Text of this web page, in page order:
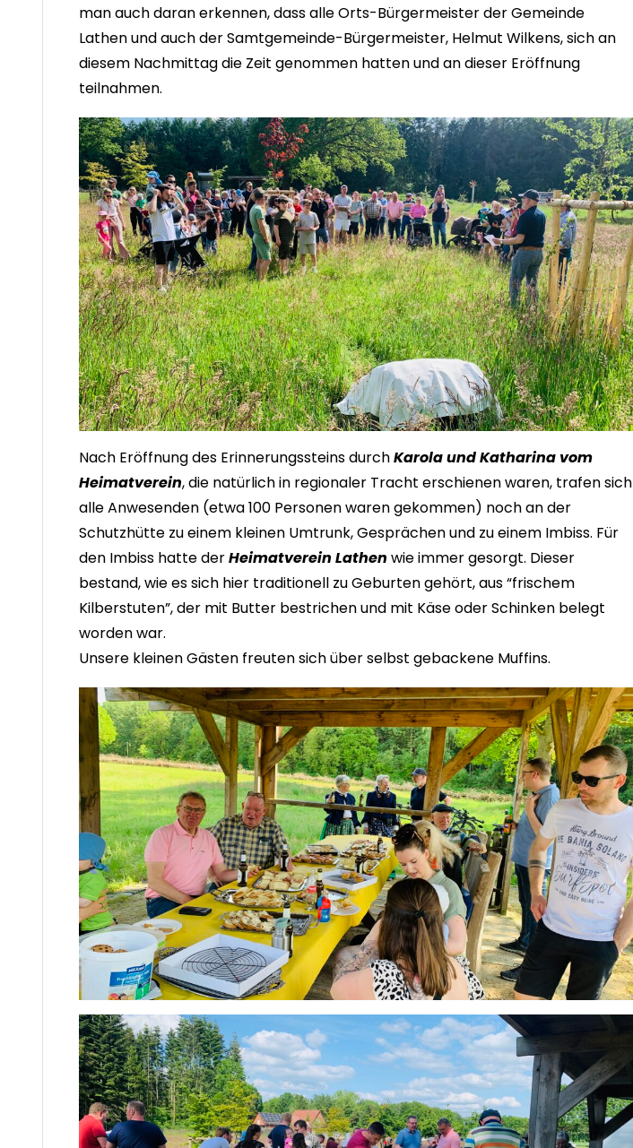
man auch daran erkennen, dass alle Orts-Bürgermeister der Gemeinde
Lathen und auch der Samtgemeinde-Bürgermeister, Helmut Wilkens, sich an
diesem Nachmittag die Zeit genommen hatten und an dieser Eröffnung
teilnahmen.
Nach Eröffnung des Erinnerungssteins durchKarola und Katharina vom
Heimatverein, die natürlich in regionaler Tracht erschienen waren, trafen sich
alle Anwesenden (etwa 100 Personen waren gekommen) noch an der
Schutzhütte zu einem kleinen Umtrunk, Gesprächen und zu einem Imbiss. Für
den Imbiss hatte derHeimatverein Lathen wie immer gesorgt. Dieser
bestand, wie es sich hier traditionell zu Geburten gehört, aus “frischem
Kilberstuten”, der mit Butter bestrichen und mit Käse oder Schinken belegt
worden war.
Unsere kleinen Gästen freuten sich über selbst gebackene Muffins.